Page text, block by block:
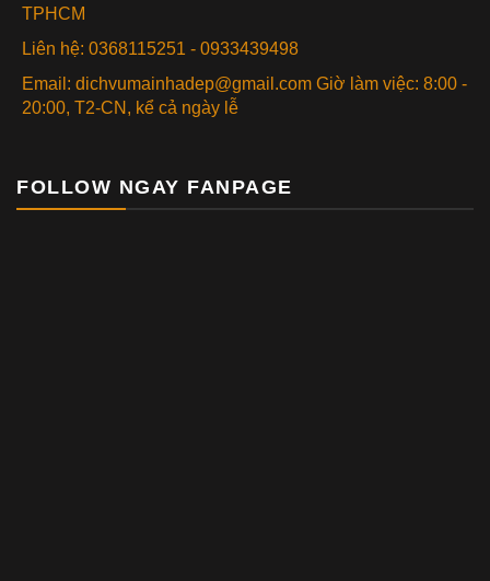
TPHCM
Liên hệ: 0368115251 - 0933439498
Email: dichvumainhadep@gmail.com Giờ làm việc: 8:00 -
20:00, T2-CN, kể cả ngày lễ
FOLLOW NGAY FANPAGE